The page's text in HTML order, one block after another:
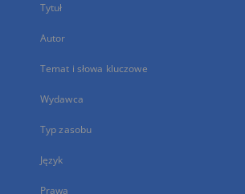
Tytuł
Autor
Temat i słowa kluczowe
Wydawca
Typ zasobu
Język
Prawa